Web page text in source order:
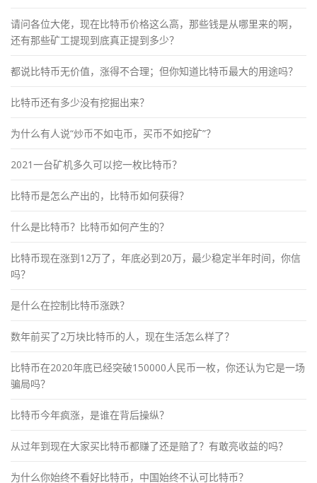
请问各位大佬，现在比特币价格这么高，那些钱是从哪里来的啊，
还有那些矿工提现到底真正提到多少？
都说比特币无价值，涨得不合理；但你知道比特币最大的用途吗？
比特币还有多少没有挖掘出来？
为什么有人说“炒币不如屯币，买币不如挖矿”？
2021一台矿机多久可以挖一枚比特币？
比特币是怎么产出的，比特币如何获得？
什么是比特币？比特币如何产生的？
比特币现在涨到12万了，年底必到20万，最少稳定半年时间，你信
吗？
是什么在控制比特币涨跌？
数年前买了2万块比特币的人，现在生活怎么样了？
比特币在2020年底已经突破150000人民币一枚，你还认为它是一场
骗局吗？
比特币今年疯涨，是谁在背后操纵？
从过年到现在大家买比特币都赚了还是赔了？有敢亮收益的吗？
为什么你始终不看好比特币，中国始终不认可比特币？